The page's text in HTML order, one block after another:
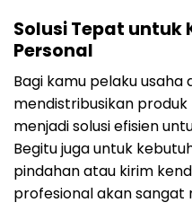
Solusi Tepat untuk
Personal
Bagi kamu pelaku usaha
mendistribusikan
menjadi solusi efisien
Begitu juga untuk
pindahan atau kirim
profesional akan sangat